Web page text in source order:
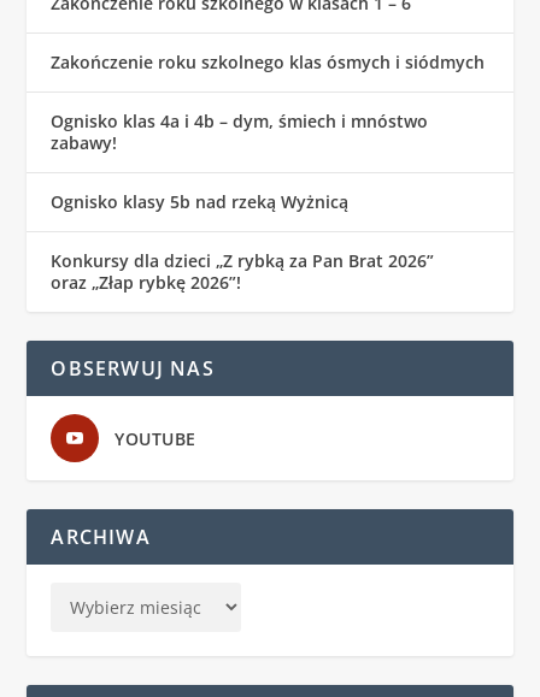
Zakończenie roku szkolnego klas ósmych i siódmych
Ognisko klas 4a i 4b – dym, śmiech i mnóstwo
zabawy!
Ognisko klasy 5b nad rzeką Wyżnicą
Konkursy dla dzieci „Z rybką za Pan Brat 2026”
oraz „Złap rybkę 2026”!
OBSERWUJ NAS
YOUTUBE
ARCHIWA